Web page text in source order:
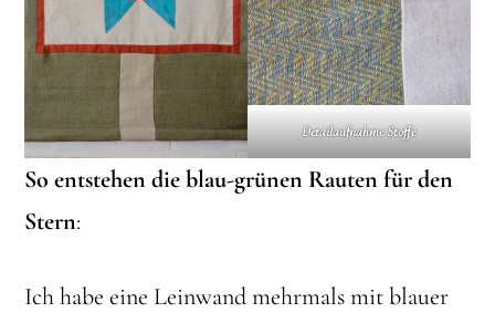
Detailaufnahme Stoffe
So entstehen die blau-grünen Rauten für den
Stern:
Ich habe eine Leinwand mehrmals mit blauer